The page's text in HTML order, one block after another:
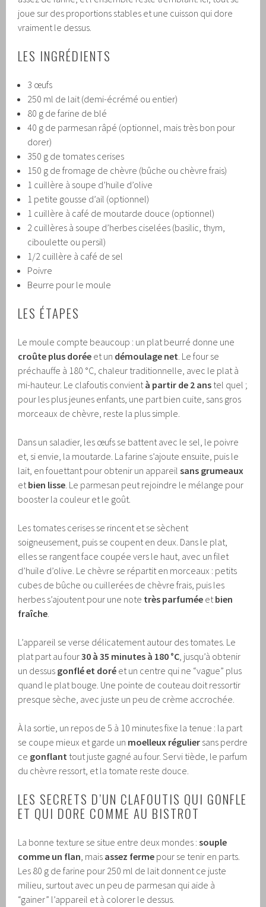
joue sur des proportions stables et une cuisson qui dore
vraiment le dessus.
LES INGRÉDIENTS
3 œufs
250 ml de lait (demi-écrémé ou entier)
80 g de farine de blé
40 g de parmesan râpé (optionnel, mais très bon pour
dorer)
350 g de tomates cerises
150 g de fromage de chèvre (bûche ou chèvre frais)
1 cuillère à soupe d’huile d’olive
1 petite gousse d’ail (optionnel)
1 cuillère à café de moutarde douce (optionnel)
2 cuillères à soupe d’herbes ciselées (basilic, thym,
ciboulette ou persil)
1/2 cuillère à café de sel
Poivre
Beurre pour le moule
LES ÉTAPES
Le moule compte beaucoup : un plat beurré donne une
croûte plus dorée et un démoulage net . Le four se
préchauffe à 180 °C, chaleur traditionnelle, avec le plat à
mi-hauteur. Le clafoutis convient à partir de 2 ans tel quel ;
pour les plus jeunes enfants, une part bien cuite, sans gros
morceaux de chèvre, reste la plus simple.
Dans un saladier, les œufs se battent avec le sel, le poivre
et, si envie, la moutarde. La farine s’ajoute ensuite, puis le
lait, en fouettant pour obtenir un appareilsans grumeaux
et bien lisse . Le parmesan peut rejoindre le mélange pour
booster la couleur et le goût.
Les tomates cerises se rincent et se sèchent
soigneusement, puis se coupent en deux. Dans le plat,
elles se rangent face coupée vers le haut, avec un filet
d’huile d’olive. Le chèvre se répartit en morceaux : petits
cubes de bûche ou cuillerées de chèvre frais, puis les
herbes s’ajoutent pour une note très parfumée et bien
fraîche
L’appareil se verse délicatement autour des tomates. Le
plat part au four30 à 35 minutes à 180 °C , jusqu’à obtenir
un dessus gonflé et doré et un centre qui ne “vague” plus
quand le plat bouge. Une pointe de couteau doit ressortir
presque sèche, avec juste un peu de crème accrochée.
À la sortie, un repos de 5 à 10 minutes fixe la tenue : la part
se coupe mieux et garde un moelleux régulier sans perdre
ce gonflant tout juste gagné au four. Servi tiède, le parfum
du chèvre ressort, et la tomate reste douce.
LES SECRETS D’UN CLAFOUTIS QUI GONFLE
ET QUI DORE COMME AU BISTROT
La bonne texture se situe entre deux mondes :souple
comme un flan , mais assez ferme pour se tenir en parts.
Les 80 g de farine pour 250 ml de lait donnent ce juste
milieu, surtout avec un peu de parmesan qui aide à
“gainer” l’appareil et à colorer le dessus.